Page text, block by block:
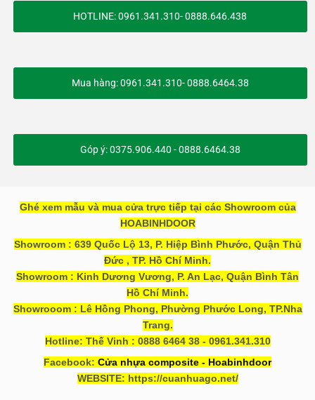
HOTLINE: 0961.341.310- 0888.646.438
Mua hàng: 0961.341.310- 0888.6464.38
Góp ý: 0375.906.440 - 0888.6464.38
Ghé xem mẫu và mua cửa trực tiếp tại các Showroom của
HOABINHDOOR
Showroom : 639 Quốc Lộ 13, P. Hiệp Bình Phước, Quận Thủ
Đức , TP. Hồ Chí Minh.
Showroom : Kinh Dương Vương, P. An Lạc, Quận Bình Tân
Hồ Chí Minh.
Showrooom : Lê Hồng Phong, Phường Phước Long, TP.Nha
Trang.
Hotline: Thế Vinh : 0888 6464 38 - 0961.341.310
Facebook: Cửa nhựa composite - Hoabinhdoor
WEBSITE: https://cuanhuago.net/